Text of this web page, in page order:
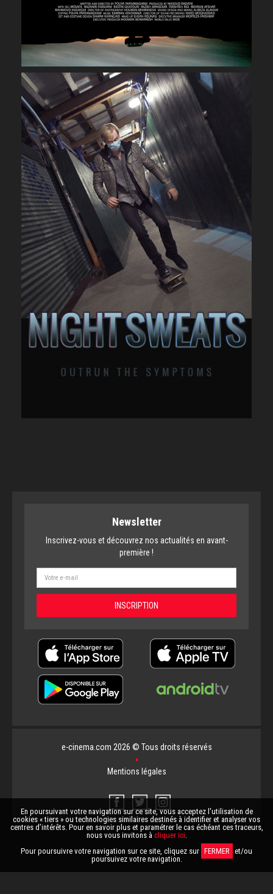
En poursuivant votre navigation sur ce site, vous acceptez l'utilisation de
cookies « tiers » ou technologies similaires destinés à identifier et analyser vos
centres d’intérêts. Pour en savoir plus et paramétrer le cas échéant ces traceurs,
nous vous invitons à cliquer ici.
Pour poursuivre votre navigation sur ce site, cliquez sur FERMER et/ou
poursuivez votre navigation.
Newsletter
Inscrivez-vous et découvrez nos actualités en avant-
première !
e-cinema.com 2026 © Tous droits réservés
▪
Mentions légales